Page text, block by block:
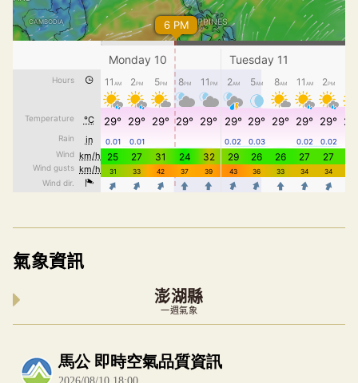
氣象資訊
澎湖縣
一週氣象
內嵌空氣品質小工具為視覺預覽，完整即時空